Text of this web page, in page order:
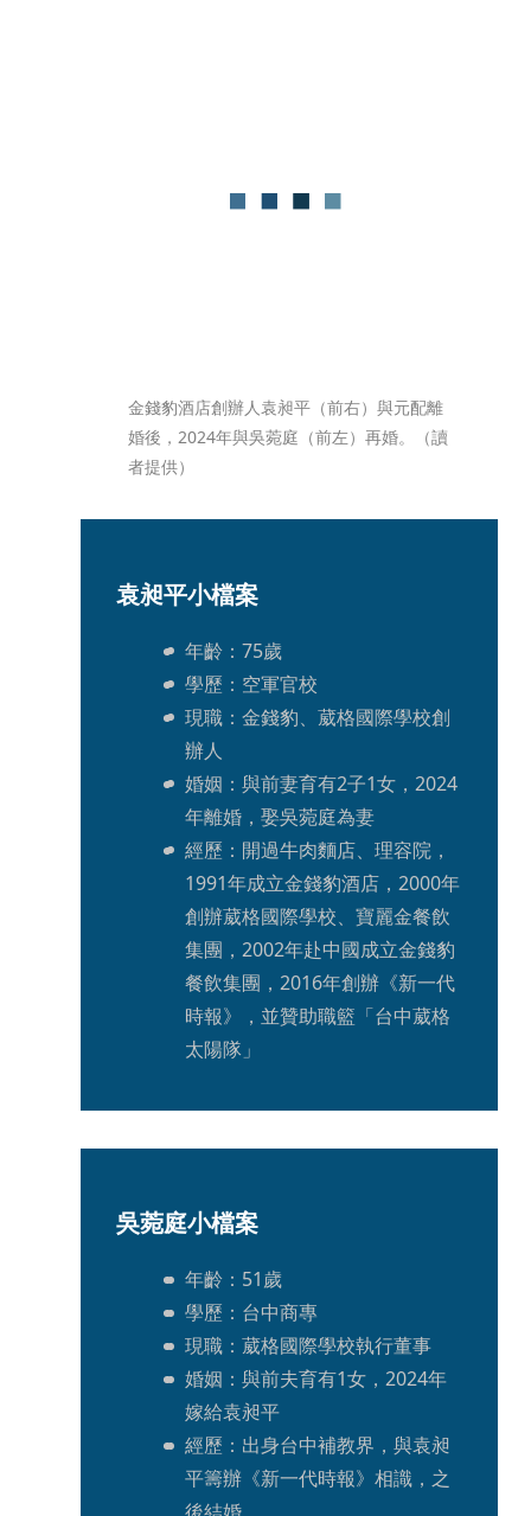
金錢豹酒店創辦人袁昶平（前右）與元配離
婚後，2024年與吳菀庭（前左）再婚。（讀
者提供）
袁昶平小檔案
年齡：75歲
學歷：空軍官校
現職：金錢豹、葳格國際學校創
辦人
婚姻：與前妻育有2子1女，2024
年離婚，娶吳菀庭為妻
經歷：開過牛肉麵店、理容院，
1991年成立金錢豹酒店，2000年
創辦葳格國際學校、寶麗金餐飲
集團，2002年赴中國成立金錢豹
餐飲集團，2016年創辦《新一代
時報》，並贊助職籃「台中葳格
太陽隊」
吳菀庭小檔案
年齡：51歲
學歷：台中商專
現職：葳格國際學校執行董事
婚姻：與前夫育有1女，2024年
嫁給袁昶平
經歷：出身台中補教界，與袁昶
平籌辦《新一代時報》相識，之